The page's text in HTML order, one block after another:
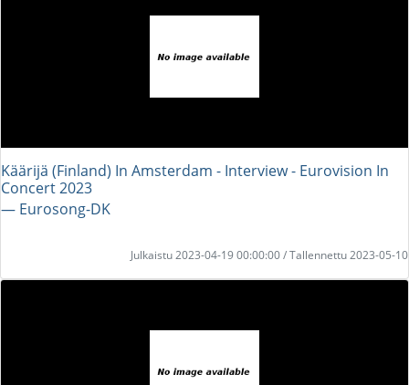
Käärijä (Finland) In Amsterdam - Interview - Eurovision In
Concert 2023
― Eurosong-DK
Julkaistu 2023-04-19 00:00:00 / Tallennettu 2023-05-10